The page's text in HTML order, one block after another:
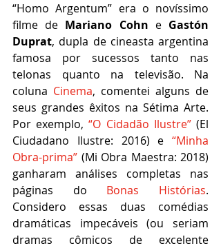
“Homo Argentum” era o novíssimo
filme de Mariano Cohn e Gastón
Duprat, dupla de cineasta argentina
famosa por sucessos tanto nas
telonas quanto na televisão. Na
coluna Cinema, comentei alguns de
seus grandes êxitos na Sétima Arte.
Por exemplo, “O Cidadão Ilustre” (El
Ciudadano Ilustre: 2016) e “Minha
Obra-prima” (Mi Obra Maestra: 2018)
ganharam análises completas nas
páginas do Bonas Histórias.
Considero essas duas comédias
dramáticas impecáveis (ou seriam
dramas cômicos de excelente